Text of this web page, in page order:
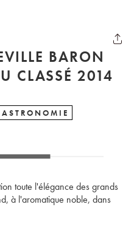
BARON
CLASSÉ 2014
toute l'élégance des grands
à l'aromatique noble, dans